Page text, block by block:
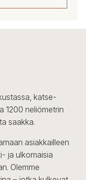
katse-
1200 neliömetrin
saakka.
asiakkailleen
ja ulkomaisia
Olemme